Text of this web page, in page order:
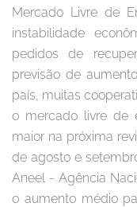
Mercado Livre de
instabilidade
pedidos de
previsão de
país, muitas
o mercado livre de
maior na próxima
de agosto e
Aneel - Agência
o aumento médio